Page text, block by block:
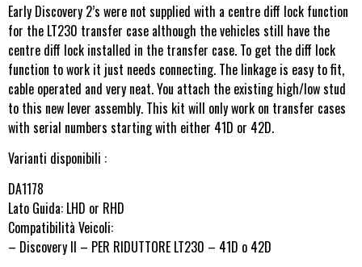
Early Discovery 2’s were not supplied with a centre diff lock function
for the LT230 transfer case although the vehicles still have the
centre diff lock installed in the transfer case. To get the diff lock
function to work it just needs connecting. The linkage is easy to fit,
cable operated and very neat. You attach the existing high/low stud
to this new lever assembly. This kit will only work on transfer cases
with serial numbers starting with either 41D or 42D.
Varianti disponibili :
DA1178
Lato Guida: LHD or RHD
Compatibilità Veicoli:
– Discovery II – PER RIDUTTORE LT230 – 41D o 42D